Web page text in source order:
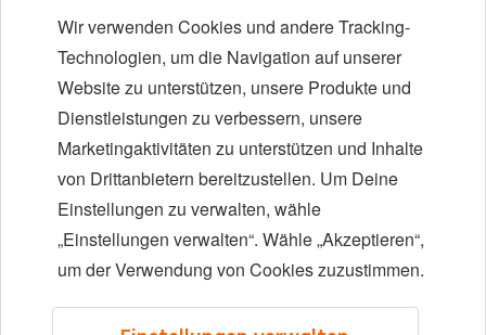
Vielfalt und Inklusion
Standorte
Veranstaltungen
LinkedIn
X YouTube
©2026 ING
Wir verwenden Cookies und andere Tracking-
Technologien, um die Navigation auf unserer
Website zu unterstützen, unsere Produkte und
Dienstleistungen zu verbessern, unsere
Marketingaktivitäten zu unterstützen und Inhalte
von Drittanbietern bereitzustellen. Um Deine
Einstellungen zu verwalten, wähle
„Einstellungen verwalten“. Wähle „Akzeptieren“,
um der Verwendung von Cookies zuzustimmen.